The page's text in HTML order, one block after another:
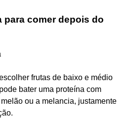
para comer depois do
frutas de baixo e médio
bater uma proteína com
ou a melancia, justamente